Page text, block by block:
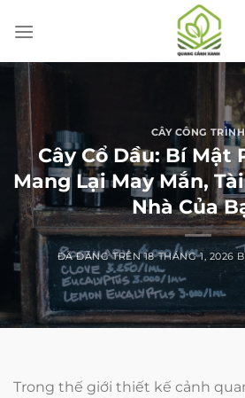
đến
dung
CÂY CÔNG TRÌNH
Cây Cổ Dầu: Bí Mật
Mang Lại May Mắn,
Nhà Của
ĐÃ ĐĂNG TRÊN18 THÁNG 1, 2026
Trong thế giới thiết kế cảnh